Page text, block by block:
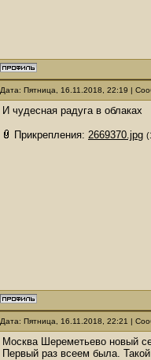
Дата: Пятница, 16.11.2018, 22:19 |
И чудесная радуга в облаках
Прикрепления: 2669370.jpg
Дата: Пятница, 16.11.2018, 22:21 |
Москва Шереметьево новый
Первый раз всеем была.